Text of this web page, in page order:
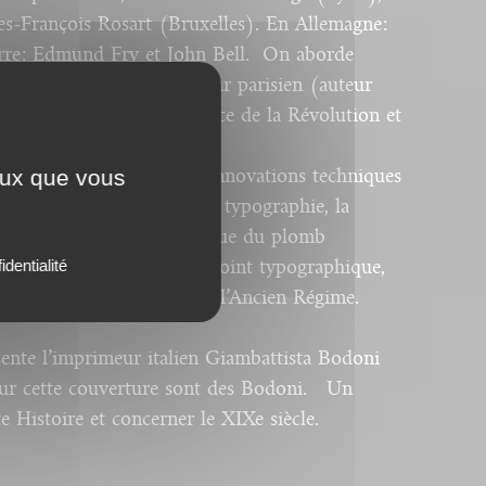
François Rosart (Bruxelles). En Allemagne :
: Edmund Fry et John Bell. On aborde
imprimeurparisien (auteur
mit sa carrière au service de la Révolution et
culturels et
innovations techniques
de la calligraphie
la typographie, la
la composition chimique du plomb
et la finalisation du point typographique,
mesures en usage sous l’Ancien Régime.
l’imprimeur italien Giambattista Bodoni
cettecouverture sont des Bodoni. Un
Histoireet concerner leXIXe siècle.
que vous